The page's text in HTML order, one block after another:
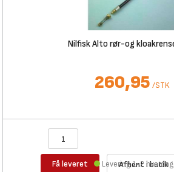
Nilfisk Alto rør-og
260,95 /STK
Få leveret Afhent i butik
Levering 1-2